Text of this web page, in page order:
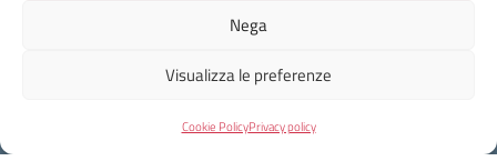
Nega
Visualizza le preferenze
Cookie PolicyPrivacy policy